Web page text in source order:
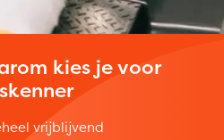
kies je voor
vrijblijvend